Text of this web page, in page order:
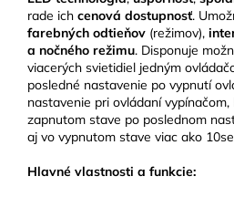
rade ich cenová dostupnosť.
farebných odtieňov (režimov),
a nočného režimu. Disponuje
viacerých svietidiel jedným
posledné nastavenie po vypnutí
nastavenie pri ovládaní
zapnutom stave po poslednom
aj vo vypnutom stave viac ako
Hlavné vlastnosti a funkcie: